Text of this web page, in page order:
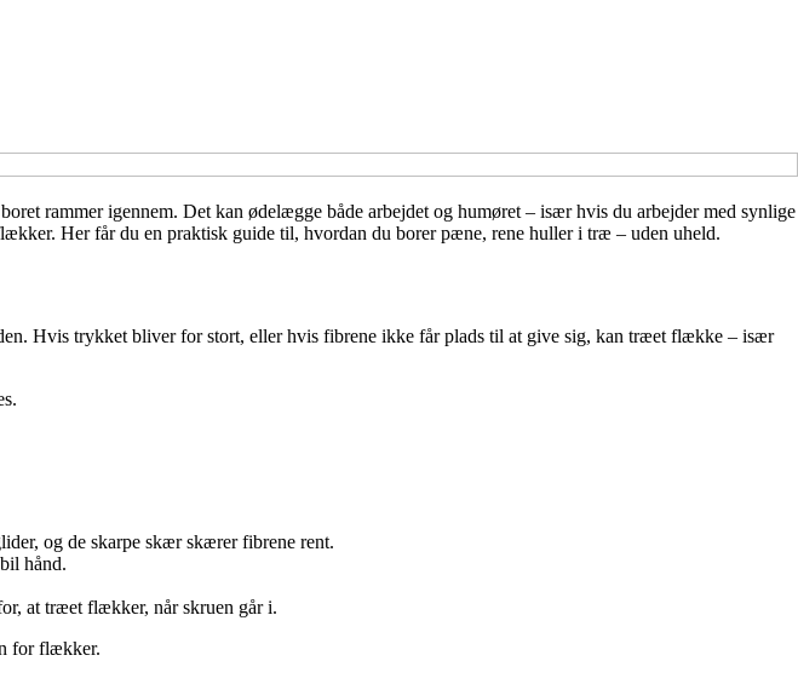
rammer igennem. Det kan ødelægge både arbejdet og humøret – især hvis du arbejder med synlige
Her får du en praktisk guide til, hvordan du borer pæne, rene huller i træ – uden uheld.
Hvis trykket bliver for stort, eller hvis fibrene ikke får plads til at give sig, kan træet flække – især
og de skarpe skær skærer fibrene rent.
hånd.
at træet flækker, når skruen går i.
for flækker.